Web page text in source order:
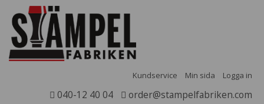
Kundservice Min sida Logga in
040-12 40 04 order@stampelfabriken.com